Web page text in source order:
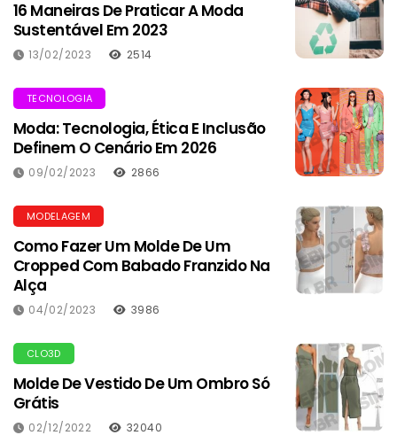
16 Maneiras De Praticar A Moda
Sustentável Em 2023
13/02/2023 2514
TECNOLOGIA
Moda: Tecnologia, Ética E Inclusão
Definem O Cenário Em 2026
09/02/2023 2866
MODELAGEM
Como Fazer Um Molde De Um
Cropped Com Babado Franzido Na
Alça
04/02/2023 3986
CLO3D
Molde De Vestido De Um Ombro Só
Grátis
02/12/2022 32040